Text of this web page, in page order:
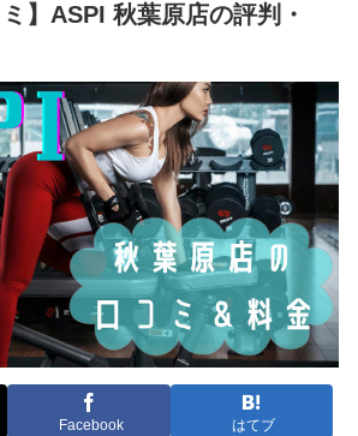
ミ】ASPI 秋葉原店の評判・
Facebook はてブ